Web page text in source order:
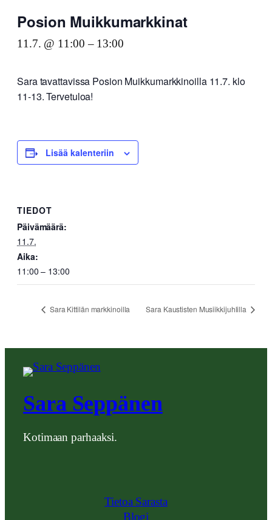
Posion Muikkumarkkinat
11.7. @ 11:00 – 13:00
Sara tavattavissa Posion Muikkumarkkinoilla 11.7. klo
11-13. Tervetuloa!
Lisää kalenteriin
TIEDOT
Päivämäärä:
11.7.
Aika:
11:00 – 13:00
Sara Kittilän markkinoilla Sara Kaustisten Musiikkijuhlilla
Sara Seppänen
Kotimaan parhaaksi.
Tietoa Sarasta
Blogi